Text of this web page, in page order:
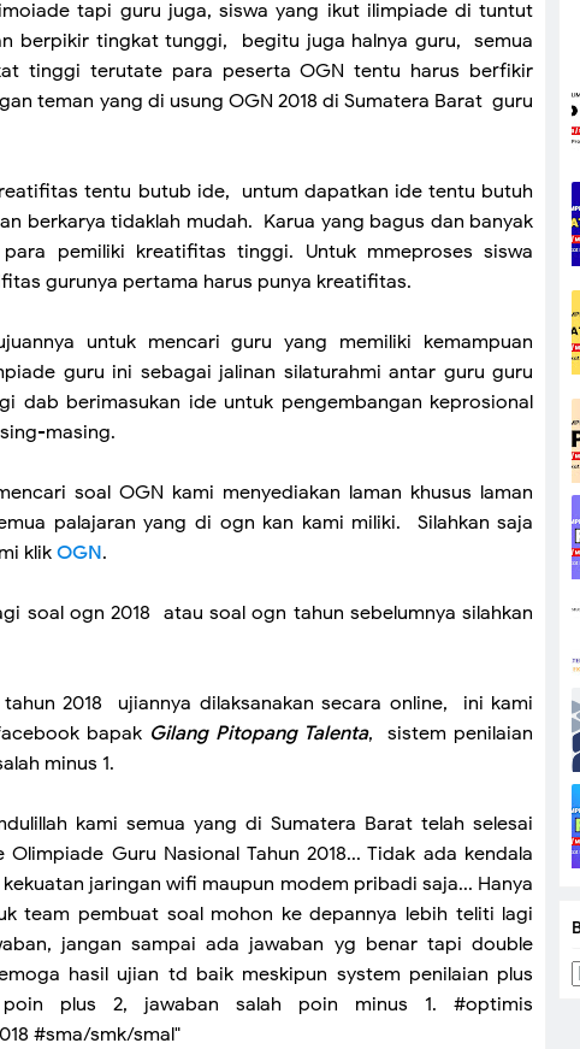
tapi guru juga, siswa yang ikut ilimpiade di tuntut
berpikir tingkat tunggi, begitu juga halnya guru, semua
tinggi terutate para peserta OGN tentu harus berfikir
teman yang di usung OGN 2018 di Sumatera Barat guru
tentu butub ide, untum dapatkan ide tentu butuh
berkarya tidaklah mudah. Karua yang bagus dan banyak
pemiliki kreatifitas tinggi. Untuk mmeproses siswa
gurunya pertama harus punya kreatifitas.
untuk mencari guru yang memiliki kemampuan
guru ini sebagai jalinan silaturahmi antar guru guru
dab berimasukan ide untuk pengembangan keprosional
masing.
soal OGN kami menyediakan laman khusus laman
palajaran yang di ogn kan kami miliki. Silahkan saja
klik OGN.
soal ogn 2018 atau soal ogn tahun sebelumnya silahkan
2018 ujiannya dilaksanakan secara online, ini kami
bapak Gilang Pitopang Talenta, sistem penilaian
minus 1.
kami semua yang di Sumatera Barat telah selesai
Olimpiade Guru Nasional Tahun 2018... Tidak ada kendala
jaringan wifi maupun modem pribadi saja... Hanya
team pembuat soal mohon ke depannya lebih teliti lagi
jangan sampai ada jawaban yg benar tapi double
hasil ujian td baik meskipun system penilaian plus
plus 2, jawaban salah poin minus 1. #optimis
#sma/smk/smal"